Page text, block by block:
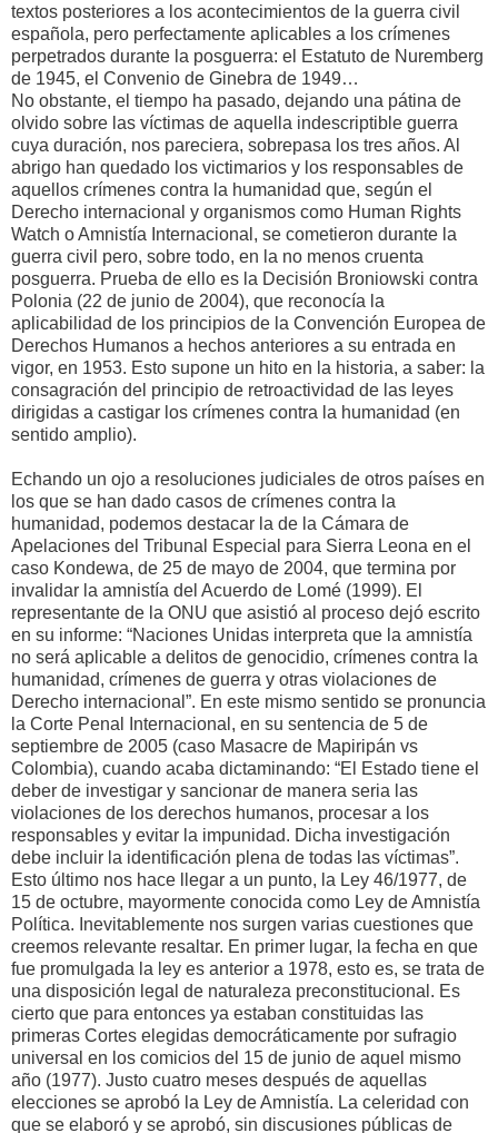
textos posteriores a los acontecimientos de la guerra civil
española, pero perfectamente aplicables a los crímenes
perpetrados durante la posguerra: el Estatuto de Nuremberg
de 1945, el Convenio de Ginebra de 1949…
No obstante, el tiempo ha pasado, dejando una pátina de
olvido sobre las víctimas de aquella indescriptible guerra
cuya duración, nos pareciera, sobrepasa los tres años. Al
abrigo han quedado los victimarios y los responsables de
aquellos crímenes contra la humanidad que, según el
Derecho internacional y organismos como Human Rights
Watch o Amnistía Internacional, se cometieron durante la
guerra civil pero, sobre todo, en la no menos cruenta
posguerra. Prueba de ello es la Decisión Broniowski contra
Polonia (22 de junio de 2004), que reconocía la
aplicabilidad de los principios de la Convención Europea de
Derechos Humanos a hechos anteriores a su entrada en
vigor, en 1953. Esto supone un hito en la historia, a saber: la
consagración del principio de retroactividad de las leyes
dirigidas a castigar los crímenes contra la humanidad (en
sentido amplio).
Echando un ojo a resoluciones judiciales de otros países en
los que se han dado casos de crímenes contra la
humanidad, podemos destacar la de la Cámara de
Apelaciones del Tribunal Especial para Sierra Leona en el
caso Kondewa, de 25 de mayo de 2004, que termina por
invalidar la amnistía del Acuerdo de Lomé (1999). El
representante de la ONU que asistió al proceso dejó escrito
en su informe: “Naciones Unidas interpreta que la amnistía
no será aplicable a delitos de genocidio, crímenes contra la
humanidad, crímenes de guerra y otras violaciones de
Derecho internacional”. En este mismo sentido se pronuncia
la Corte Penal Internacional, en su sentencia de 5 de
septiembre de 2005 (caso Masacre de Mapiripán vs
Colombia), cuando acaba dictaminando: “El Estado tiene el
deber de investigar y sancionar de manera seria las
violaciones de los derechos humanos, procesar a los
responsables y evitar la impunidad. Dicha investigación
debe incluir la identificación plena de todas las víctimas”.
Esto último nos hace llegar a un punto, la Ley 46/1977, de
15 de octubre, mayormente conocida como Ley de Amnistía
Política. Inevitablemente nos surgen varias cuestiones que
creemos relevante resaltar. En primer lugar, la fecha en que
fue promulgada la ley es anterior a 1978, esto es, se trata de
una disposición legal de naturaleza preconstitucional. Es
cierto que para entonces ya estaban constituidas las
primeras Cortes elegidas democráticamente por sufragio
universal en los comicios del 15 de junio de aquel mismo
año (1977). Justo cuatro meses después de aquellas
elecciones se aprobó la Ley de Amnistía. La celeridad con
que se elaboró y se aprobó, sin discusiones públicas de